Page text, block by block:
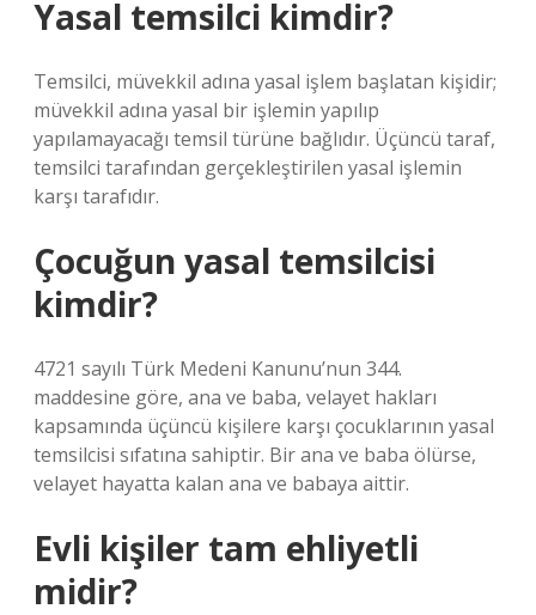
Yasal temsilci kimdir?
Temsilci, müvekkil adına yasal işlem başlatan kişidir;
müvekkil adına yasal bir işlemin yapılıp
yapılamayacağı temsil türüne bağlıdır. Üçüncü taraf,
temsilci tarafından gerçekleştirilen yasal işlemin
karşı tarafıdır.
Çocuğun yasal temsilcisi
kimdir?
4721 sayılı Türk Medeni Kanunu’nun 344.
maddesine göre, ana ve baba, velayet hakları
kapsamında üçüncü kişilere karşı çocuklarının yasal
temsilcisi sıfatına sahiptir. Bir ana ve baba ölürse,
velayet hayatta kalan ana ve babaya aittir.
Evli kişiler tam ehliyetli
midir?